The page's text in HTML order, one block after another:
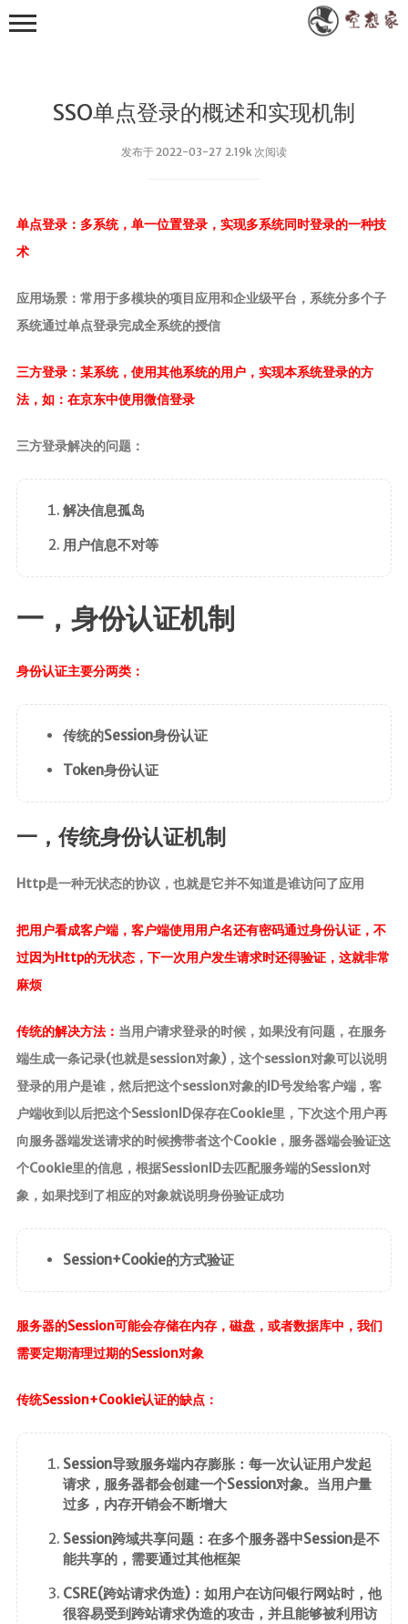
SSO单点登录的概述和实现机制
发布于 2022-03-27 2.19k 次阅读
单点登录：多系统，单一位置登录，实现多系统同时登录的一种技
术
应用场景：常用于多模块的项目应用和企业级平台，系统分多个子
系统通过单点登录完成全系统的授信
三方登录：某系统，使用其他系统的用户，实现本系统登录的方
法，如：在京东中使用微信登录
三方登录解决的问题：
解决信息孤岛
用户信息不对等
一，身份认证机制
身份认证主要分两类：
传统的Session身份认证
Token身份认证
一，传统身份认证机制
Http是一种无状态的协议，也就是它并不知道是谁访问了应用
把用户看成客户端，客户端使用用户名还有密码通过身份认证，不
过因为Http的无状态，下一次用户发生请求时还得验证，这就非常
麻烦
传统的解决方法： 当用户请求登录的时候，如果没有问题，在服务
端生成一条记录(也就是session对象)，这个session对象可以说明
登录的用户是谁，然后把这个session对象的ID号发给客户端，客
户端收到以后把这个SessionID保存在Cookie里，下次这个用户再
向服务器端发送请求的时候携带者这个Cookie，服务器端会验证这
个Cookie里的信息，根据SessionID去匹配服务端的Session对
象，如果找到了相应的对象就说明身份验证成功
Session+Cookie的方式验证
服务器的Session可能会存储在内存，磁盘，或者数据库中，我们
需要定期清理过期的Session对象
传统Session+Cookie认证的缺点：
Session导致服务端内存膨胀：每一次认证用户发起
请求，服务器都会创建一个Session对象。当用户量
过多，内存开销会不断增大
Session跨域共享问题：在多个服务器中Session是不
能共享的，需要通过其他框架
CSRE(跨站请求伪造)：如用户在访问银行网站时，他
很容易受到跨站请求伪造的攻击，并且能够被利用访
FastJson
WebSocket
Apache POI
EasyExcel
前端
CSS3
Android
核心组件
UI视图动画
数据存储
代码简洁工
具
MapStruct
Dubbo
SpringCloud
SpringCloudAlibaba
数据库
Redis
Mysql
ElasticSearch7.x
SpringSession
OAuth2.0
MyCat
RabbitMQ